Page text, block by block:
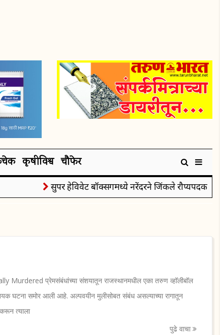
कृषीविश्व चौफेर
सुपर हेविवेट बॉक्सिंगमध्ये नरेंदरने जिंकले रौप्यपदक
Murdered प्रेमसंबंधांच्या संशयातून राजस्थानमधील एका तरुण व्हॉलीबॉल
घटना समोर आली आहे. अल्पवयीन मुलीसोबत संबंध असल्याच्या रागातून
त्याला
पुढे वाचा